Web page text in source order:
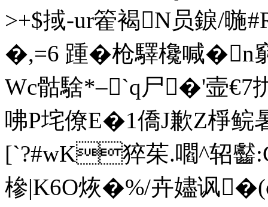
>+$掝-ur篧褐N员錑/暆
�,=6 踵�枪驛欃喊
Wc骷騇*–`q尸�'壸€7
咈P垞僚E�1僑J歉Z棦
[`?#wK猝茱.嚪^轺齾
槮|K6O烣�%/卉嬧讽